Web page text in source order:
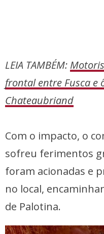
LEIA TAMBÉM:
frontal entre Fusca e
Chateaubriand
Com o impacto, o
sofreu ferimentos
foram acionadas e
no local,
de Palotina.